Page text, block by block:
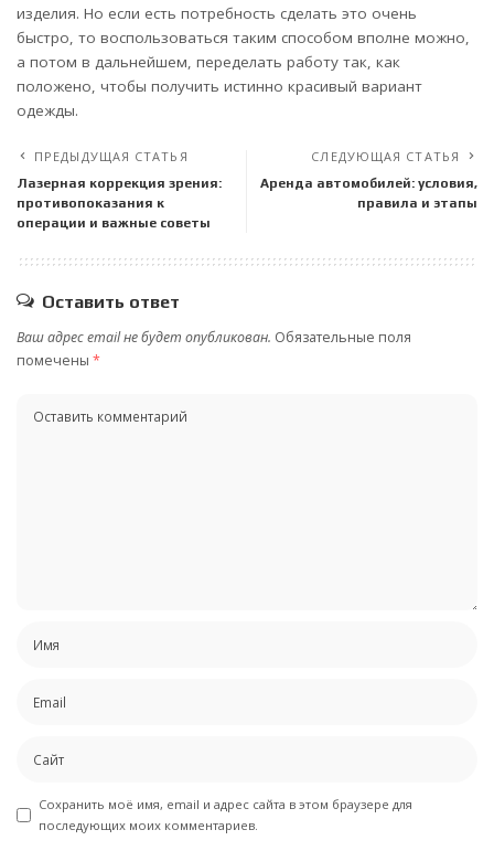
изделия. Но если есть потребность сделать это очень
быстро, то воспользоваться таким способом вполне можно,
а потом в дальнейшем, переделать работу так, как
положено, чтобы получить истинно красивый вариант
одежды.
ПРЕДЫДУЩАЯ СТАТЬЯ
Лазерная коррекция зрения:
противопоказания к
операции и важные советы
СЛЕДУЮЩАЯ СТАТЬЯ
Аренда автомобилей: условия,
правила и этапы
Оставить ответ
Ваш адрес email не будет опубликован. Обязательные поля
помечены *
Сохранить моё имя, email и адрес сайта в этом браузере для
последующих моих комментариев.